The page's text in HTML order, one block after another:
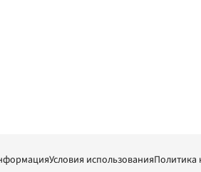
Условия использованияПолитика